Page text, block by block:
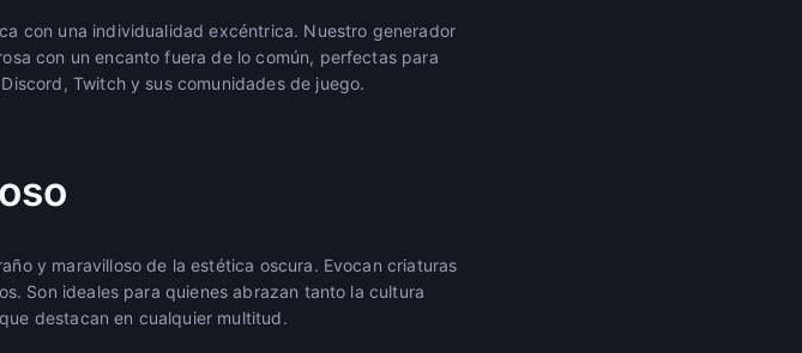
con una individualidad excéntrica. Nuestro generador
con un encanto fuera de lo común, perfectas para
Twitch y sus comunidades de juego.
y maravilloso de la estética oscura. Evocan criaturas
Son ideales para quienes abrazan tanto la cultura
destacan en cualquier multitud.